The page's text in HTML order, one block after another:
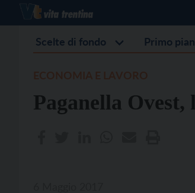
Scelte di fondo Primo
Paganella